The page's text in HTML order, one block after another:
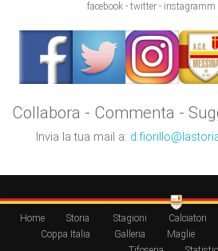
facebook - twitter - instagramm
Collabora - Commenta -
Invia la tua mail a:
Home Storia Stagioni Calciatori
Coppa Italia
Galleria Maglie